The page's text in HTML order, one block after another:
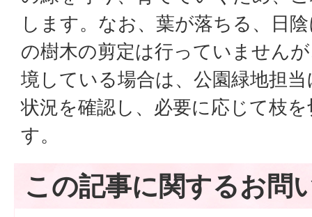
します。なお、葉が落ちる、日
の樹木の剪定は行っていません
境している場合は、公園緑地担
状況を確認し、必要に応じて枝
す。
この記事に関するお問